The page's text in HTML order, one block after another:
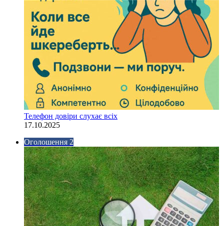
Телефон довіри слухає всіх
17.10.2025
Оголошення 2